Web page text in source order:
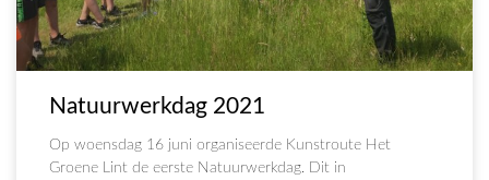
Natuurwerkdag 2021
Op woensdag 16 juni organiseerde Kunstroute Het
Groene Lint de eerste Natuurwerkdag. Dit in